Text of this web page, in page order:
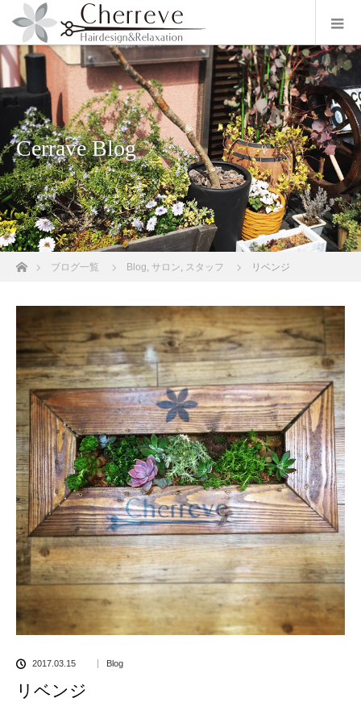
Cerrave Blog
ホームブログ一覧 Blog, サロン, スタッフ リベンジ
2017.03.15 Blog
リベンジ